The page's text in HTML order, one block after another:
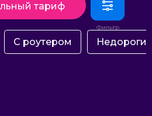
тариф
С роутером Недорогие